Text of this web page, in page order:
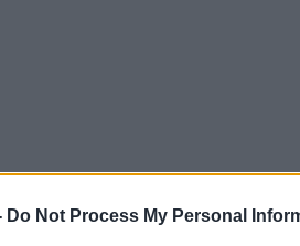
Do Not Process My Personal